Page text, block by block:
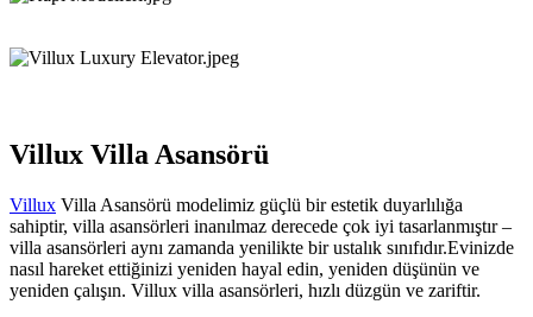
Villux Villa Asansörü
Villux Villa Asansörü modelimiz güçlü bir estetik duyarlılığa
sahiptir, villa asansörleri inanılmaz derecede çok iyi tasarlanmıştır –
villa asansörleri aynı zamanda yenilikte bir ustalık sınıfıdır.Evinizde
nasıl hareket ettiğinizi yeniden hayal edin, yeniden düşünün ve
yeniden çalışın. Villux villa asansörleri, hızlı düzgün ve zariftir.